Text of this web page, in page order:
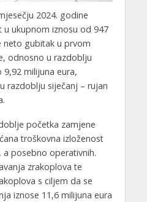
2024. godine
ukupnom iznosu od 947
neto gubitak u prvom
odnosno u razdoblju
milijuna eura,
razdoblju siječanj – rujan
početka zamjene
troškovna izloženost
a posebno operativnih.
zrakoplova te
s ciljem da se
iznose 11,6 milijuna eura